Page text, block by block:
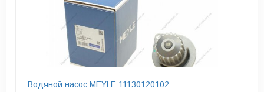
Водяной насос MEYLE 11130120102